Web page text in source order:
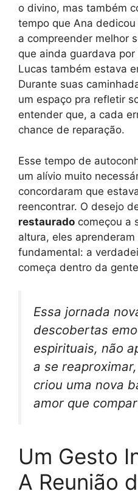
o divino, mas também
tempo que Ana
a compreender melhor
que ainda guardava
Lucas também estava
Durante suas
um espaço pra refletir
entender que, a cada
chance de reparação.
Esse tempo de
um alívio muito
concordaram que
reencontrar. O desejo
restaurado começou a
altura, eles
fundamental: a
começa dentro da
Essa jornada
descobertas
espirituais, não
a se
criou uma nova
amor que
Um Gesto
A Reunião